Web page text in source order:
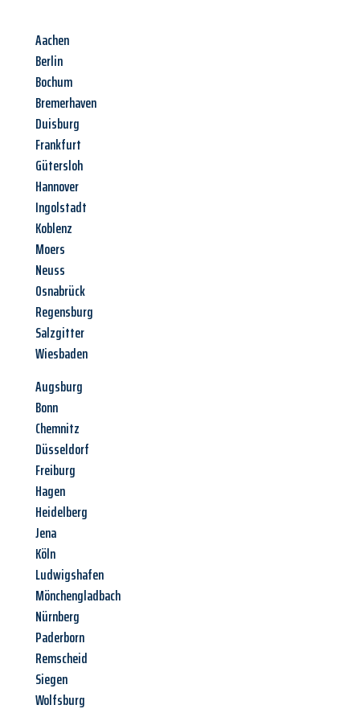
Aachen
Berlin
Bochum
Bremerhaven
Duisburg
Frankfurt
Gütersloh
Hannover
Ingolstadt
Koblenz
Moers
Neuss
Osnabrück
Regensburg
Salzgitter
Wiesbaden
Augsburg
Bonn
Chemnitz
Düsseldorf
Freiburg
Hagen
Heidelberg
Jena
Köln
Ludwigshafen
Mönchengladbach
Nürnberg
Paderborn
Remscheid
Siegen
Wolfsburg